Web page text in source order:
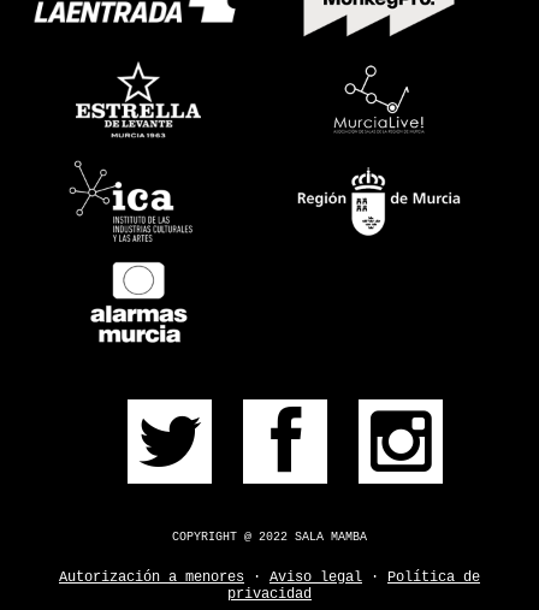
LA SALA
EVENTOS
PRÓXIMOS
CONSÍGUELA
PULSERA
¿DUDAS?
COPYRIGHT @ 2022 SALA MAMBA
Autorización a menores · Aviso legal · Política de
privacidad